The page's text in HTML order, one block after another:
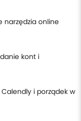
narzędzia online
kont i
i porządek w